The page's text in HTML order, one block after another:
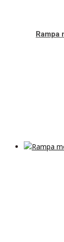
Rampa